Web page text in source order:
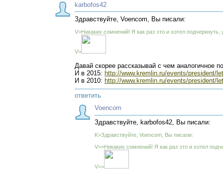
karbofos42
Здравствуйте, Voencom, Вы писали:
V>Никаких сомнений! Я как раз это и хотел подчеркнуть,
V>
Давай скорее рассказывай с чем аналогичное
И в 2015: http://www.kremlin.ru/events/president/
И в 2010: http://www.kremlin.ru/events/president/
ответить
Voencom
Здравствуйте, karbofos42, Вы писали:
K>Здравствуйте, Voencom, Вы писали:
V>>Никаких сомнений! Я как раз это и хотел
V>>